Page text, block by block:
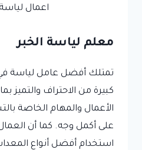
اعمال
معلم لياسة الخبر
تمتلك أفضل عامل لياسة
كبيرة من الاحتراف والتميز
الأعمال والمهام الخاصة
على أكمل وجه. كما أن
استخدام أفضل أنواع المعدات